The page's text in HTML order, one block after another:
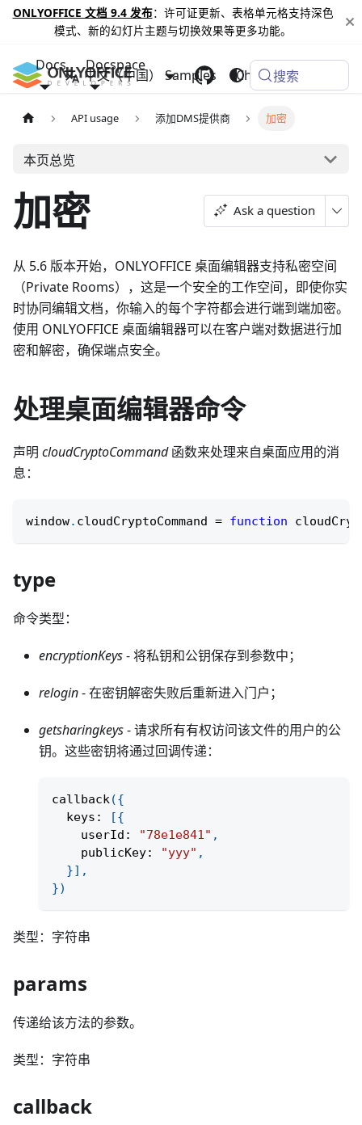
ONLYOFFICE 文档 9.4 发布：许可证更新、表格单元格支持深色
模式、新的幻灯片主题与切换效果等更多功能。
Docs Docspace
Samples Changelog
中文（中国） 搜索
API usage 添加DMS提供商 加密
本页总览
加密 Ask a question
从 5.6 版本开始，ONLYOFFICE 桌面编辑器支持私密空间
（Private Rooms），这是一个安全的工作空间，即使你实
时协同编辑文档，你输入的每个字符都会进行端到端加密。
使用 ONLYOFFICE 桌面编辑器可以在客户端对数据进行加
密和解密，确保端点安全。
处理桌面编辑器命令
声明 cloudCryptoCommand函数来处理来自桌面应用的消
息：
window. cloudCryptoCommand = function
type
命令类型：
encryptionKeys- 将私钥和公钥保存到参数中；
relogin- 在密钥解密失败后重新进入门户；
getsharingkeys- 请求所有有权访问该文件的用户的公
钥。这些密钥将通过回调传递：
callback({
  keys
: [{
    userId
: "78e1e841" ,
    publicKey
: "yyy" ,
}] ,
})
类型：字符串
params
传递给该方法的参数。
类型：字符串
callback